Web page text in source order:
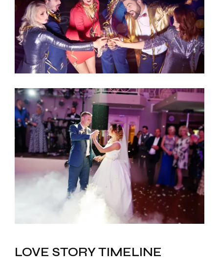
LOVE STORY TIMELINE